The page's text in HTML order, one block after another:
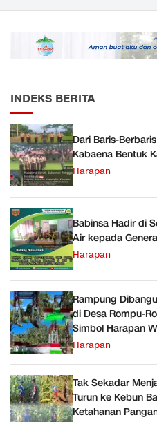
JMD dan JMF
INDEKS BERITA
Dari Baris-
Kabaena Bentuk
Harapan
Babinsa Hadir di
Air kepada
Harapan
Rampung
di Desa Rompu-
Simbol Harapan
Harapan
Tak Sekadar
Turun ke Kebun
Ketahanan